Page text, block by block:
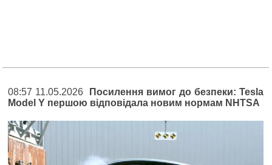
08:57 11.05.2026
Посилення вимог до безпеки: Tesla
Model Y першою відповідала новим нормам NHTSA